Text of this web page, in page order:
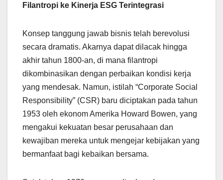
Filantropi ke Kinerja ESG Terintegrasi
Konsep tanggung jawab bisnis telah berevolusi
secara dramatis. Akarnya dapat dilacak hingga
akhir tahun 1800-an, di mana filantropi
dikombinasikan dengan perbaikan kondisi kerja
yang mendesak. Namun, istilah “Corporate Social
Responsibility” (CSR) baru diciptakan pada tahun
1953 oleh ekonom Amerika Howard Bowen, yang
mengakui kekuatan besar perusahaan dan
kewajiban mereka untuk mengejar kebijakan yang
bermanfaat bagi kebaikan bersama.